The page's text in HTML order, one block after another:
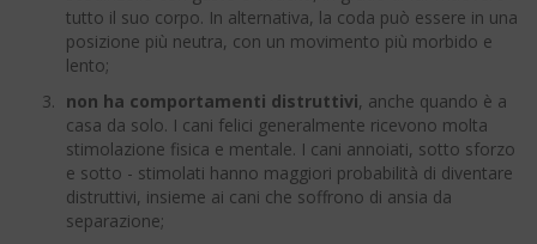
tutto il suo corpo. In alternativa, la coda può essere in una
posizione più neutra, con un movimento più morbido e
lento;
non ha comportamenti distruttivi, anche quando è a
casa da solo. I cani felici generalmente ricevono molta
stimolazione fisica e mentale. I cani annoiati, sotto sforzo
e sotto - stimolati hanno maggiori probabilità di diventare
distruttivi, insieme ai cani che soffrono di ansia da
separazione;